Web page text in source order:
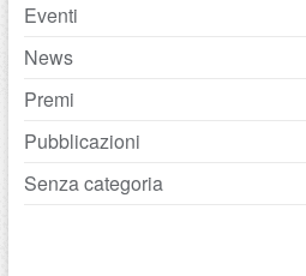
Eventi
News
Premi
Pubblicazioni
Senza categoria